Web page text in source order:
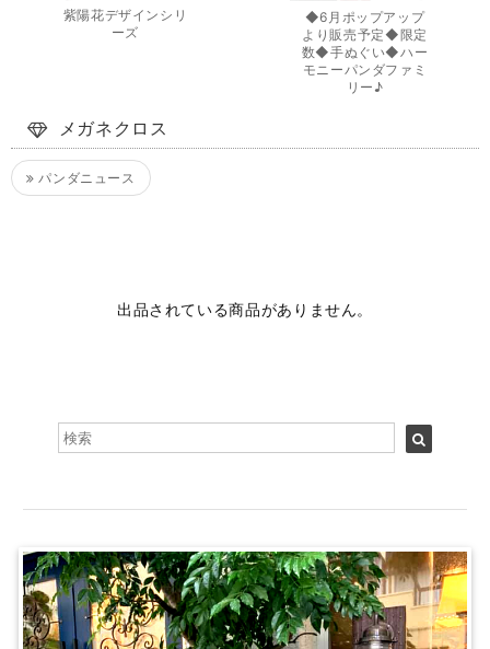
紫陽花デザインシリ
ーズ
◆6月ポップアップ
より販売予定◆限定
数◆手ぬぐい◆ハー
モニーパンダファミ
リー♪
メガネクロス
パンダニュース
出品されている商品がありません。